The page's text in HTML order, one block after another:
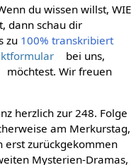
du wissen willst, WIE
dann schau dir
zu 100% transkribiert
bei uns,
möchtest. Wir freuen
herzlich zur 248. Folge
am Merkurstag,
zurückgekommen
Mysterien-Dramas,